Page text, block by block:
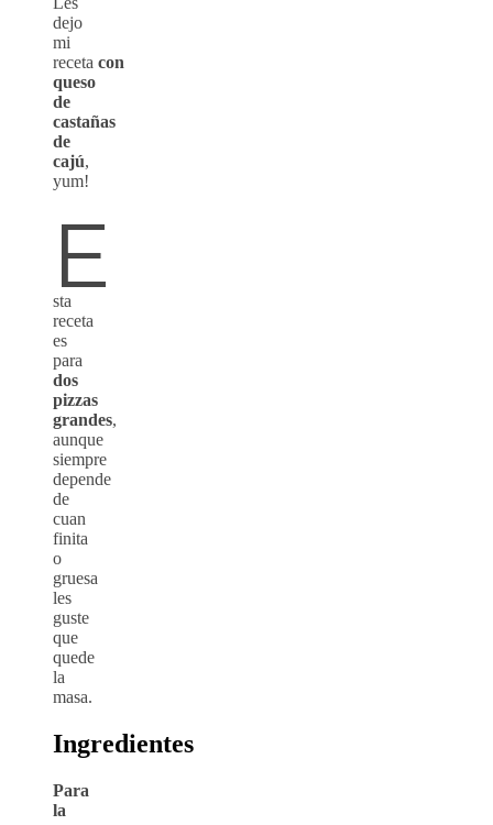
dejo
mi
receta con
queso
de
castañas
de
cajú,
yum!
E
sta
receta
es
para
dos
pizzas
grandes,
aunque
siempre
depende
de
cuan
finita
o
gruesa
les
guste
que
quede
la
masa.
Ingredientes
Para
la